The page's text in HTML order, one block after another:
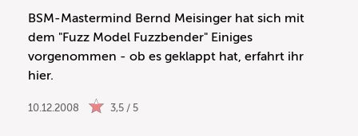
BSM-Mastermind Bernd Meisinger hat sich mit
dem "Fuzz Model Fuzzbender" Einiges
vorgenommen - ob es geklappt hat, erfahrt ihr
hier.
10.12.2008 3,5 / 5